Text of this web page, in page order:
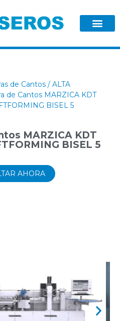
de Cantos/ ALTA
de Cantos MARZICA KDT
BISEL 5
MARZICA KDT
BISEL 5
AHORA